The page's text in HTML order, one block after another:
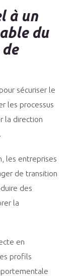
à un
du
sécuriser le
les processus
la direction
les entreprises
de transition
des
la
en
profils